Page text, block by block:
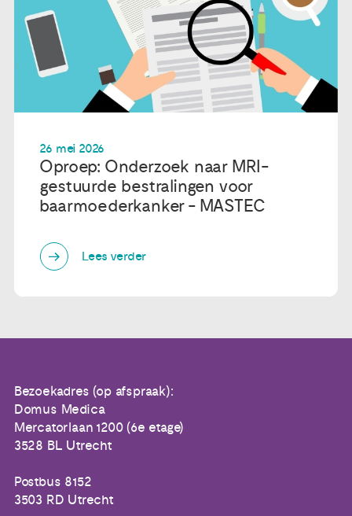
26 mei 2026
Oproep: Onderzoek naar MRI-
gestuurde bestralingen voor
baarmoederkanker - MASTEC
Lees verder
Bezoekadres (op afspraak):
Domus Medica
Mercatorlaan 1200 (6e etage)
3528 BL Utrecht
Postbus 8152
3503 RD Utrecht